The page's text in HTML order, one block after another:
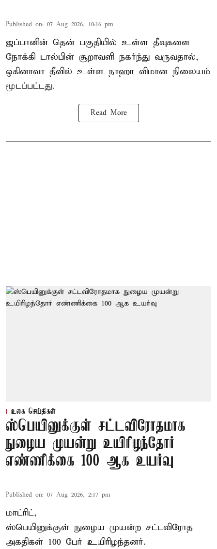
Published on: 07 Aug 2026, 10:16 pm
ஜப்பானின் தென் பகுதியில் உள்ள தீவுகளை
நோக்கி டால்பின் சூறாவளி நகர்ந்து வருவதால்,
ஒகினாவா தீவில் உள்ள நாஹா விமான நிலையம்
மூடப்பட்டது.
Read More
உலக செய்திகள்
ஸ்பெயினுக்குள் சட்டவிரோதமாக
நுழைய முயன்று உயிரிழந்தோர்
எண்ணிக்கை 100 ஆக உயர்வு
Published on: 07 Aug 2026, 2:17 pm
மாட்ரிட்,
ஸ்பெயினுக்குள் நுழைய முயன்ற சட்டவிரோத
அகதிகள் 100 பேர் உயிரிழந்தனர்.